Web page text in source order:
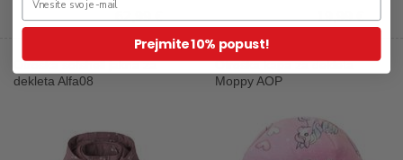
62,99 € 19,99 €
Otroška sofshell jakna za
dekleta Alfa08
Otroška kapa za dekleta
Moppy AOP
Prejmite 10% popust!